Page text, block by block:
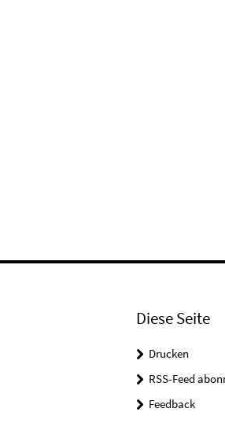
Diese Seite
Drucken
RSS-Feed
Feedback